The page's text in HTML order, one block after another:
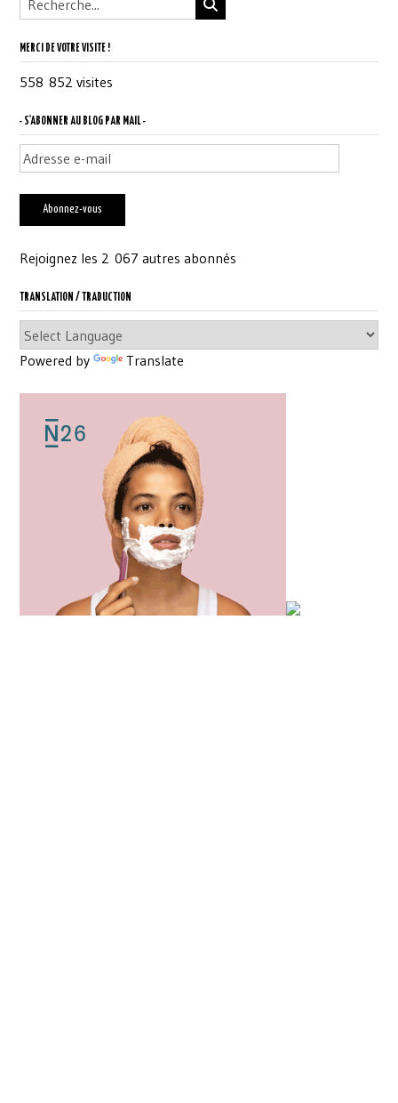
MERCI DE VOTRE VISITE !
558 852 visites
- S'ABONNER AU BLOG PAR MAIL -
Adresse
e-
mail
Abonnez-vous
Rejoignez les 2 067 autres abonnés
TRANSLATION / TRADUCTION
Powered by Translate